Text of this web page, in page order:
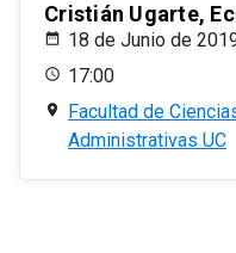
Cristián Ugarte,
18 de Junio de
17:00
Facultad de
Administrativas UC